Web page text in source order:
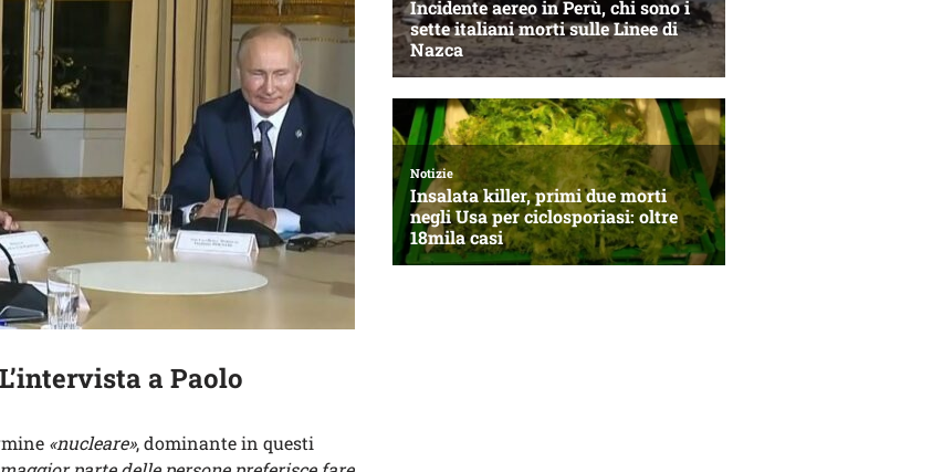
a Paolo
«nucleare», dominante in questi